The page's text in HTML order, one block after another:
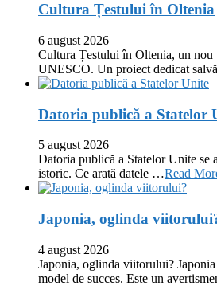
Cultura Țestului în Oltenia
6 august 2026
Cultura Țestului în Oltenia, un nou
UNESCO. Un proiect dedicat
Datoria publică a Statelor
5 august 2026
Datoria publică a Statelor Unite se
istoric. Ce arată datele …Read
Japonia, oglinda
4 august 2026
Japonia, oglinda viitorului?
model de succes. Este un